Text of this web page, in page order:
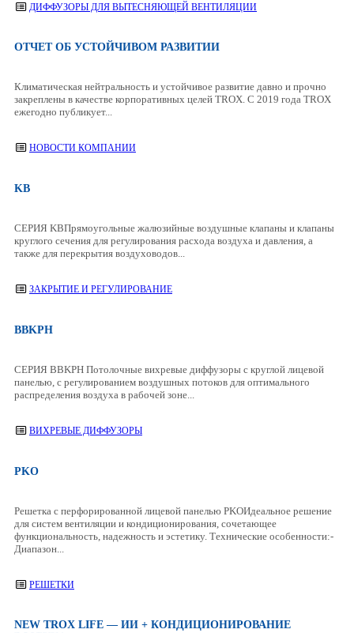
ДИФФУЗОРЫ ДЛЯ ВЫТЕСНЯЮЩЕЙ ВЕНТИЛЯЦИИ
ОТЧЕТ ОБ УСТОЙЧИВОМ РАЗВИТИИ
Климатическая нейтральность и устойчивое развитие давно и прочно
закреплены в качестве корпоративных целей TROX. С 2019 года TROX
ежегодно публикует...
НОВОСТИ КОМПАНИИ
KB
СЕРИЯ KBПрямоугольные жалюзийные воздушные клапаны и клапаны
круглого сечения для регулирования расхода воздуха и давления, а
также для перекрытия воздуховодов...
ЗАКРЫТИЕ И РЕГУЛИРОВАНИЕ
BBKPH
СЕРИЯ BBKPH Потолочные вихревые диффузоры с круглой лицевой
панелью, с регулированием воздушных потоков для оптимального
распределения воздуха в рабочей зоне...
ВИХРЕВЫЕ ДИФФУЗОРЫ
PKO
Решетка с перфорированной лицевой панелью PKOИдеальное решение
для систем вентиляции и кондиционирования, сочетающее
функциональность, надежность и эстетику. Технические особенности:-
Диапазон...
РЕШЕТКИ
NEW TROX LIFE — ИИ + КОНДИЦИОНИРОВАНИЕ